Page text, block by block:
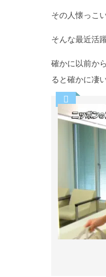
その人懐っこ
そんな最近活
確かに以前か
ると確かに凄